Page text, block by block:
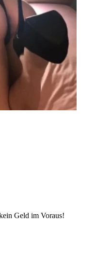
Geld im Voraus!